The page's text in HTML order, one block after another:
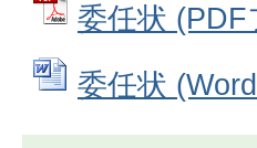
委任状
委任状